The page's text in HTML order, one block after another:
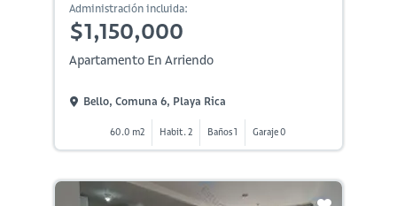
Administración incluida:
$1,150,000
Apartamento En Arriendo
Bello, Comuna 6, Playa Rica
60.0 m2 Habit. 2 Baños 1 Garaje 0